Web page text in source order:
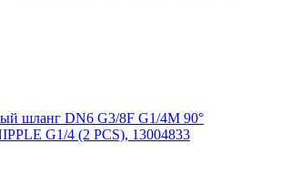
шланг DN6 G3/8F G1/4M 90°
G1/4 (2 PCS), 13004833